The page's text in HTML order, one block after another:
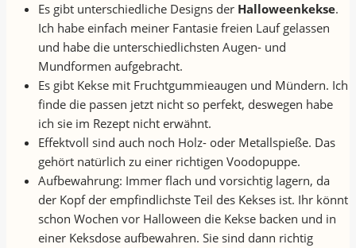
Es gibt unterschiedliche Designs der Halloweenkekse.
Ich habe einfach meiner Fantasie freien Lauf gelassen
und habe die unterschiedlichsten Augen- und
Mundformen aufgebracht.
Es gibt Kekse mit Fruchtgummieaugen und Mündern. Ich
finde die passen jetzt nicht so perfekt, deswegen habe
ich sie im Rezept nicht erwähnt.
Effektvoll sind auch noch Holz- oder Metallspieße. Das
gehört natürlich zu einer richtigen Voodopuppe.
Aufbewahrung: Immer flach und vorsichtig lagern, da
der Kopf der empfindlichste Teil des Kekses ist. Ihr könnt
schon Wochen vor Halloween die Kekse backen und in
einer Keksdose aufbewahren. Sie sind dann richtig